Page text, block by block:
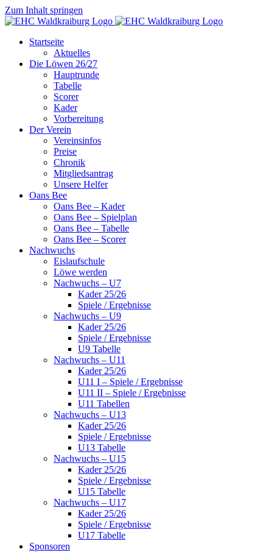
Zum Inhalt springen
Startseite
Aktuelles
Die Löwen 26/27
Hauptrunde
Tabelle
Scorer
Kader
Vorbereitung
Der Verein
Vereinsinfos
Preise
Chronik
Mitgliedsantrag
Unsere Helfer
Oans Bee
Oans Bee – Kader
Oans Bee – Spielplan
Oans Bee – Tabelle
Oans Bee – Scorer
Nachwuchs
Eislaufschule
Löwe werden
Nachwuchs – U7
Kader 25/26
Spiele / Ergebnisse
Nachwuchs – U9
Kader 25/26
Spiele / Ergebnisse
U9 Tabelle
Nachwuchs – U11
Kader 25/26
U11 I – Spiele / Ergebnisse
U11 II – Spiele / Ergebnisse
U11 Tabellen
Nachwuchs – U13
Kader 25/26
Spiele / Ergebnisse
U13 Tabelle
Nachwuchs – U15
Kader 25/26
Spiele / Ergebnisse
U15 Tabelle
Nachwuchs – U17
Kader 25/26
Spiele / Ergebnisse
U17 Tabelle
Sponsoren